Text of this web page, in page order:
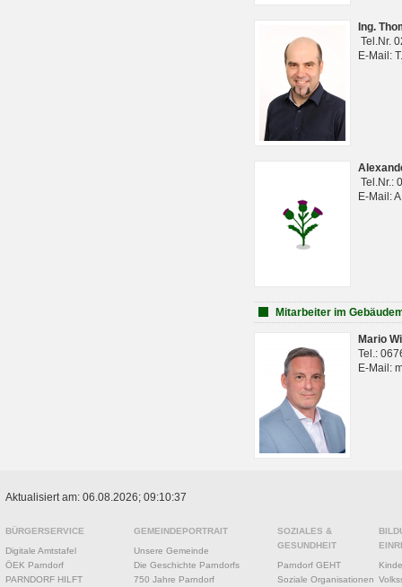
Ing.
Tel.Nr.
E-Mail:
Tel.Nr.:
E-Mail:
Mitarbeiter im
Mario
Tel.:
E-Mail:
Aktualisiert am: 06.08.2026; 09:10:37
BÜRGERSERVICE
Digitale Amtstafel
ÖEK Parndorf
PARNDORF HILFT
GEMEINDEPORTRAIT
Unsere Gemeinde
Die Geschichte Parndorfs
750 Jahre Parndorf
SOZIALES &
GESUNDHEIT
Parndorf GEHT
Soziale Organisationen